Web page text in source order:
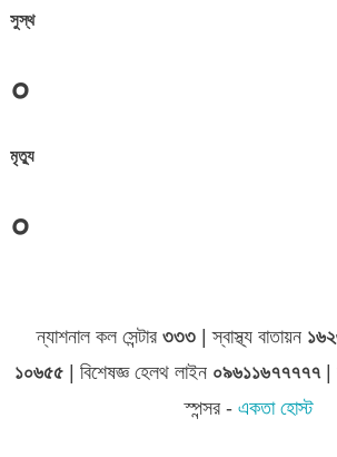
সুস্থ
০
মৃত্যু
০
ন্যাশনাল কল সেন্টার ৩৩৩| স্বাস্থ্য বাতায়ন
১০৬৫৫ | বিশেষজ্ঞ হেলথ লাইন ০৯৬১১৬৭৭৭৭৭|
স্পন্সর - একতা হোস্ট